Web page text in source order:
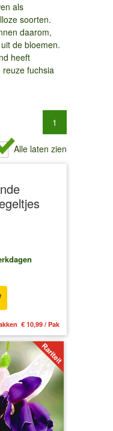
als
soorten.
daarom,
de bloemen.
heeft
fuchsia
1
Alle laten zien
€ 10,99 / Pak